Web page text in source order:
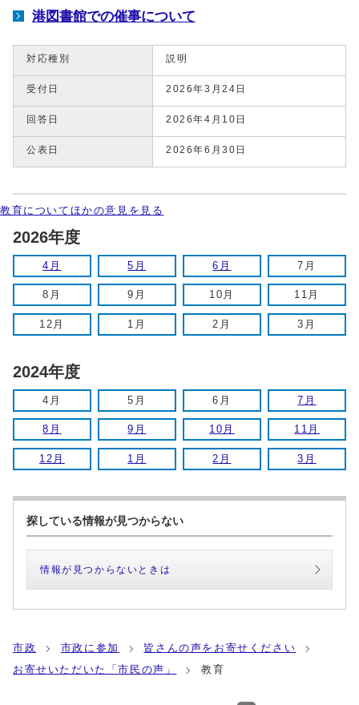
港図書館での催事について
対応種別 説明
受付日 2026年3月24日
回答日 2026年4月10日
公表日 2026年6月30日
教育についてほかの意見を見る
2026年度
4月 5月 6月 7月
8月 9月 10月 11月
12月 1月 2月 3月
2024年度
4月 5月 6月 7月
8月 9月 10月 11月
12月 1月 2月 3月
探している情報が見つからない
情報が見つからないときは
市政 市政に参加
皆さんの声をお寄せください
お寄せいただいた「市民の声」
教育